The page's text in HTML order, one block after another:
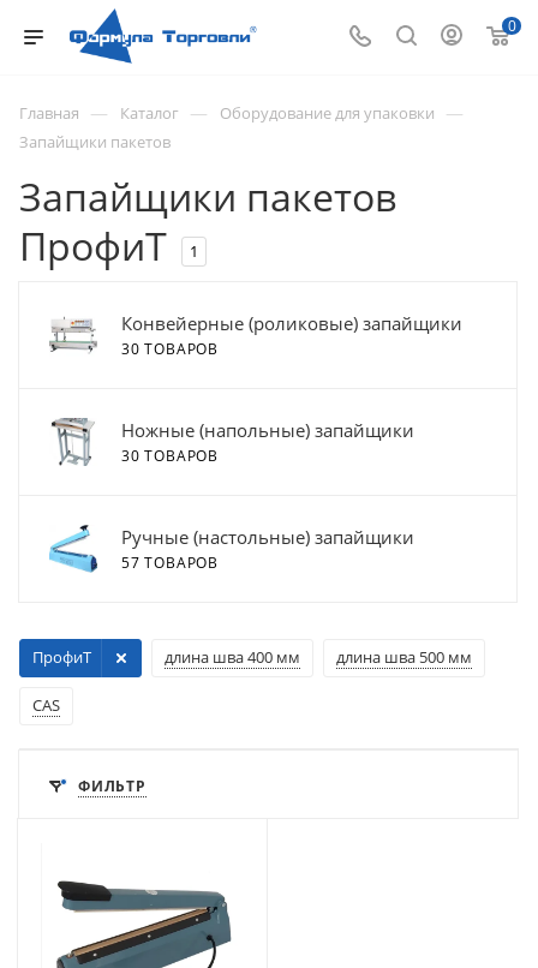
0
Главная — Каталог — Оборудование для упаковки —
Запайщики пакетов
Запайщики пакетов
ПрофиТ
1
Конвейерные (роликовые) запайщики
30 ТОВАРОВ
Ножные (напольные) запайщики
30 ТОВАРОВ
Ручные (настольные) запайщики
57 ТОВАРОВ
длина шва 400 мм длина шва 500 мм
CAS
ПрофиТ
ФИЛЬТР